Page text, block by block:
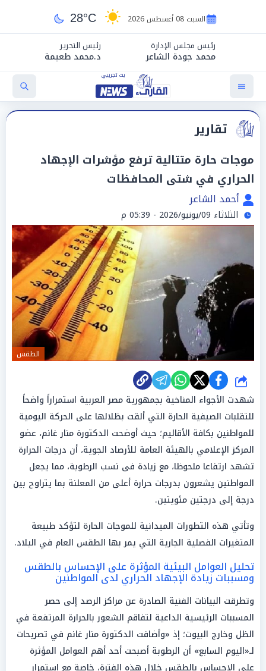
السبت 08 أغسطس 2026 28°C
رئيس مجلس الإدارة
محمد جودة الشاعر
رئيس التحرير
د.محمد طعيمة
تقارير
موجات حارة متتالية ترفع مؤشرات الإجهاد
الحراري في شتى المحافظات
أحمد الشاعر
الثلاثاء 09/يونيو/2026 - 05:39 م
الطقس
شارك
شهدت الأجواء المناخية بجمهورية مصر العربية استمراراً واضحاً
للتقلبات الصيفية الحارة التي ألقت بظلالها على الحركة اليومية
للمواطنين بكافة الأقاليم؛ حيث أوضحت الدكتورة منار غانم، عضو
المركز الإعلامي بالهيئة العامة للأرصاد الجوية، أن درجات الحرارة
تشهد ارتفاعا ملحوظا، مع زيادة فى نسب الرطوبة، مما يجعل
المواطنين يشعرون بدرجات حرارة أعلى من المعلنة بما يتراوح بين
درجة إلى درجتين مئويتين.
وتأتي هذه التطورات الميدانية للموجات الحارة لتؤكد طبيعة
المتغيرات الفصلية الجارية التي يمر بها الطقس العام في البلاد.
تحليل العوامل البيئية المؤثرة على الإحساس بالطقس
ومسببات زيادة الإجهاد الحراري لدى المواطنين
وتطرقت البيانات الفنية الصادرة عن مراكز الرصد إلى حصر
المسببات الرئيسية الداعية لتفاقم الشعور بالحرارة المرتفعة في
الظل وخارج البيوت؛ إذ «وأضافت الدكتورة منار غانم في تصريحات
لـ«اليوم السابع» أن الرطوبة أصبحت أحد أهم العوامل المؤثرة